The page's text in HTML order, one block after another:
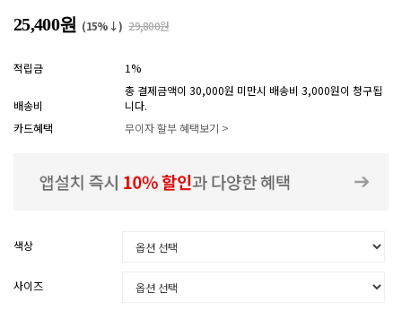
25,400원 (15%↓) 29,800원
적립금 1%
배송비
총 결제금액이 30,000원 미만시 배송비 3,000원이 청구됩
니다.
카드혜택
무이자 할부 혜택보기 >
색상
사이즈